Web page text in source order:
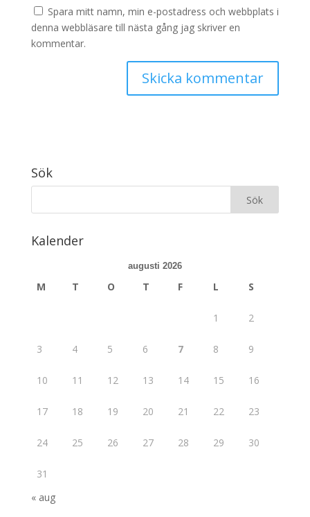
Spara mitt namn, min e-postadress och webbplats i
denna webbläsare till nästa gång jag skriver en
kommentar.
Sök
Kalender
augusti 2026
M T O T F L S
1 2
3 4 5 6 7 8 9
10 11 12 13 14 15 16
17 18 19 20 21 22 23
24 25 26 27 28 29 30
31
« aug